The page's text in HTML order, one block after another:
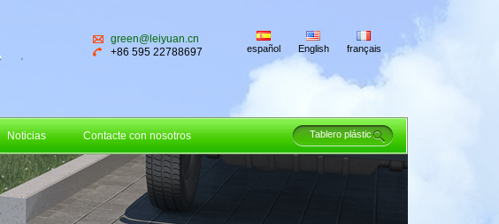
green@leiyuan.cn
+86 595 22788697
español English français
Noticias Contacte con nosotros